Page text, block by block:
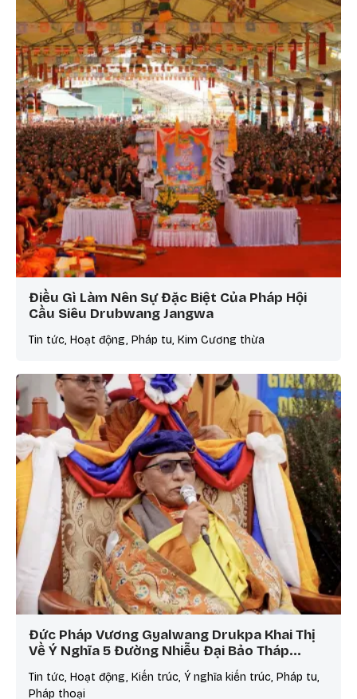
Điều Gì Làm Nên Sự Đặc Biệt Của Pháp Hội
Cầu Siêu Drubwang Jangwa
Tin tức, Hoạt động, Pháp tu, Kim Cương thừa
Đức Pháp Vương Gyalwang Drukpa Khai Thị
Về Ý Nghĩa 5 Đường Nhiễu Đại Bảo Tháp…
Tin tức, Hoạt động, Kiến trúc, Ý nghĩa kiến trúc, Pháp tu,
Pháp thoại